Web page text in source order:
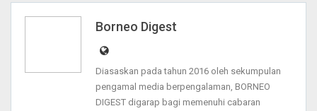
Borneo Digest
Diasaskan pada tahun 2016 oleh sekumpulan
pengamal media berpengalaman, BORNEO
DIGEST digarap bagi memenuhi cabaran